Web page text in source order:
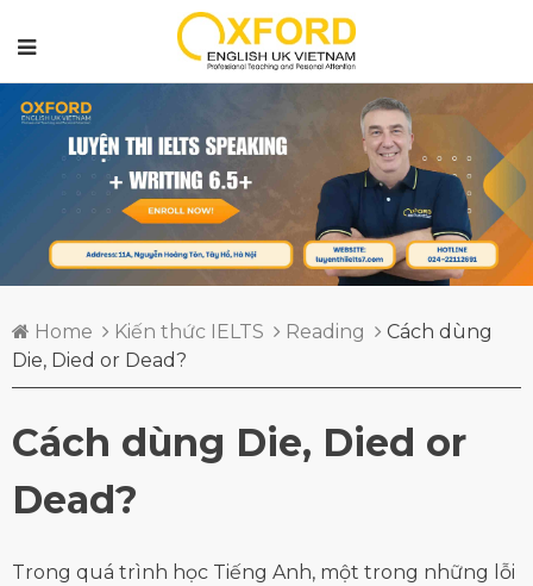
Home Kiến thức IELTS Reading
Cách dùng
Die, Died or Dead?
Cách dùng Die, Died or
Dead?
Trong quá trình học Tiếng Anh, một trong những lỗi